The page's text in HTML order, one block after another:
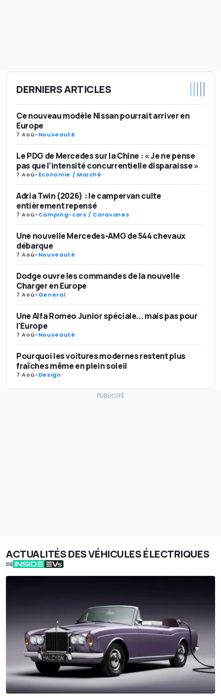
DERNIERS ARTICLES
Ce nouveau modèle Nissan pourrait arriver en
Europe
7 Aoû-Nouveauté
Le PDG de Mercedes sur la Chine : « Je ne pense
pas que l’intensité concurrentielle disparaisse »
7 Aoû-Économie / Marché
Adria Twin (2026) : le campervan culte
entièrement repensé
7 Aoû-Camping-cars / Caravanes
Une nouvelle Mercedes-AMG de 544 chevaux
débarque
7 Aoû-Nouveauté
Dodge ouvre les commandes de la nouvelle
Charger en Europe
7 Aoû-General
Une Alfa Romeo Junior spéciale... mais pas pour
l'Europe
7 Aoû-Nouveauté
Pourquoi les voitures modernes restent plus
fraîches même en plein soleil
7 Aoû-Design
ACTUALITÉS DES VÉHICULES ÉLECTRIQUES
DE